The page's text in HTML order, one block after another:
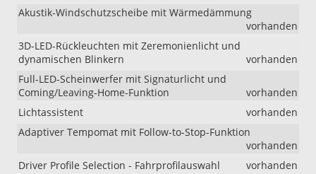
Akustik-Windschutzscheibe mit Wärmedämmung
vorhanden
3D-LED-Rückleuchten mit Zeremonienlicht und
dynamischen Blinkern
vorhanden
Full-LED-Scheinwerfer mit Signaturlicht und
Coming/Leaving-Home-Funktion
vorhanden
Lichtassistent
vorhanden
Adaptiver Tempomat mit Follow-to-Stop-Funktion
vorhanden
Driver Profile Selection - Fahrprofilauswahl
vorhanden